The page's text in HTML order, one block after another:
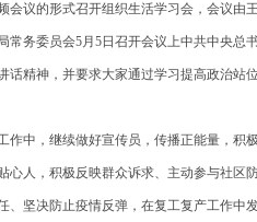
议的形式召开组织生活学习会，会议由
务委员会5月5日召开会议上中共中央总
话精神，并要求大家通过学习提高政治站
中，继续做好宣传员，传播正能量，积
心人，积极反映群众诉求、主动参与社区
、坚决防止疫情反弹，在复工复产工作中